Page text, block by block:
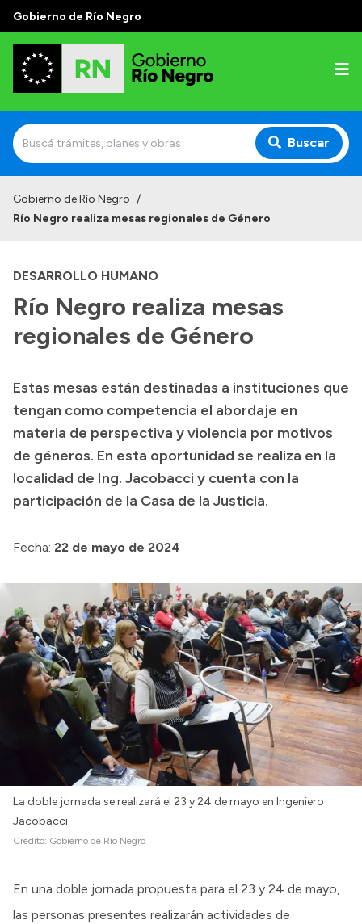
Gobierno de Río Negro
Buscar
Discursos en la Legislatura
Casa de Gobierno
Acerca de Río Negro
Historia
Geografía
Invertí en Río Negro
Transparencia
Boletín Oficial
Compras y licitaciones
Consulta de expedientes
Consulta de pago a proveedores
Convocatorias
Intranet
Gobierno de Río Negro /
Río Negro realiza mesas regionales de Género
DESARROLLO HUMANO
Río Negro realiza mesas
regionales de Género
Estas mesas están destinadas a instituciones que
tengan como competencia el abordaje en
materia de perspectiva y violencia por motivos
de géneros. En esta oportunidad se realiza en la
localidad de Ing. Jacobacci y cuenta con la
participación de la Casa de la Justicia.
Fecha: 22 de mayo de 2024
La doble jornada se realizará el 23 y 24 de mayo en Ingeniero
Jacobacci.
Crédito: Gobierno de Río Negro
En una doble jornada propuesta para el 23 y 24 de mayo,
las personas presentes realizarán actividades de